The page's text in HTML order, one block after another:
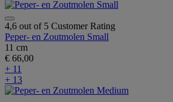
4,6 out of 5 Customer Rating
Peper- en Zoutmolen Small
11 cm
€ 66,00
+ 11
+ 13